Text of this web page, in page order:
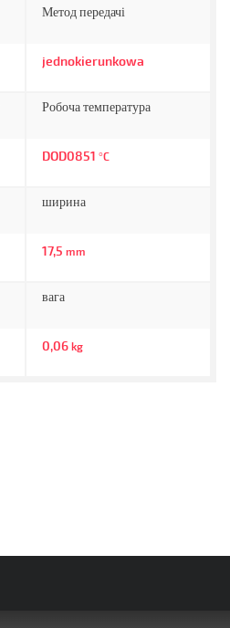
Метод передачі
jednokierunkowa
Робоча температура
DOD0851 °C
ширина
17,5 mm
вага
0,06 kg